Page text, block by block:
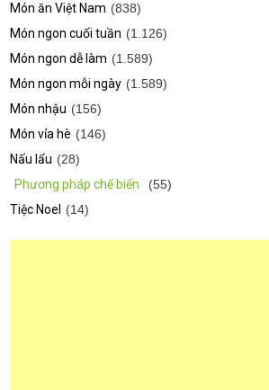
Món ăn Việt Nam (838)
Món ngon cuối tuần (1.126)
Món ngon dễ làm (1.589)
Món ngon mỗi ngày (1.589)
Món nhậu (156)
Món vỉa hè (146)
Nấu lẩu (28)
Phương pháp chế biến
(55)
Tiệc Noel
(14)